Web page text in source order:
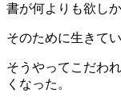
書が何よりも欲しか
そのために生きてい
そうやってこだわ
くなった。